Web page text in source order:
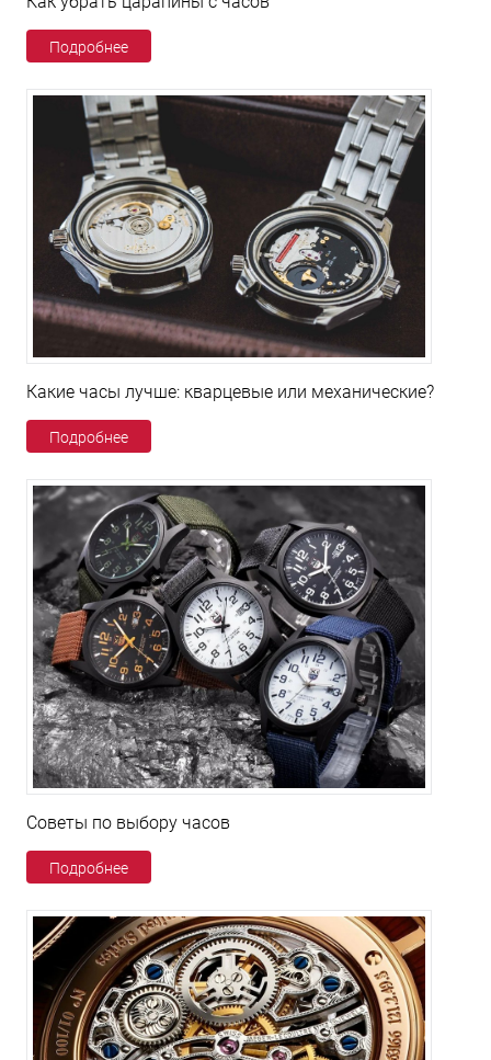
Подробнее
Какие часы лучше: кварцевые или механические?
Подробнее
Советы по выбору часов
Подробнее